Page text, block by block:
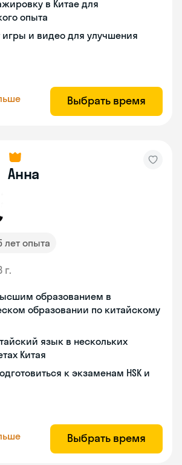
в Китае для
опыта
игры и видео для улучшения
Выбрать время
Анна
лет опыта
г.
образованием в
образовании по китайскому
язык в нескольких
Китая
к экзаменам HSK и
Выбрать время